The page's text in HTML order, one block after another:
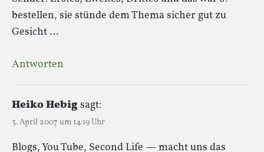
bestellen, sie stünde dem Thema sicher gut zu
Gesicht …
Antworten
Heiko Hebigsagt:
3. April 2007 um 14:19 Uhr
Blogs, You Tube, Second Life — macht uns das